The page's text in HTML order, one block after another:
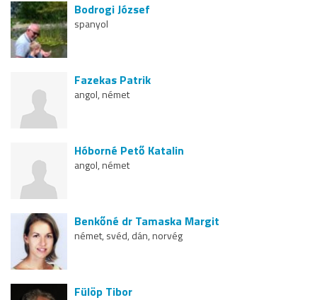
Bodrogi József
spanyol
Fazekas Patrik
angol, német
Hóborné Pető Katalin
angol, német
Benkőné dr Tamaska Margit
német, svéd, dán, norvég
Fülöp Tibor